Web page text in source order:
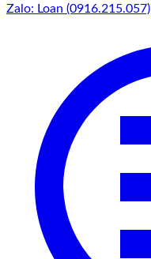
Zalo: Loan (0916.215.057)